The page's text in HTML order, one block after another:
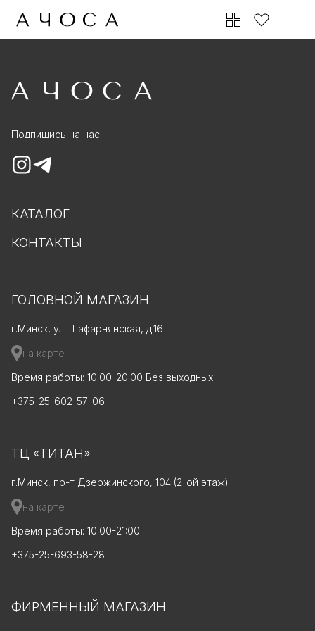
Подпишись на нас:
КАТАЛОГ
КОНТАКТЫ
ГОЛОВНОЙ МАГАЗИН
г.Минск, ул. Шафарнянская, д.16
на карте
Время работы: 10:00-20:00 Без выходных
+375-25-602-57-06
ТЦ «ТИТАН»
г.Минск, пр-т Дзержинского, 104 (2-ой этаж)
на карте
Время работы: 10:00-21:00
+375-25-693-58-28
ФИРМЕННЫЙ МАГАЗИН